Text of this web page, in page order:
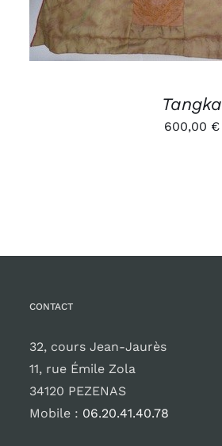
Tangka
600,00 €
CONTACT
32, cours Jean-Jaurès
11, rue Émile Zola
34120 PEZENAS
Mobile : 06.20.41.40.78